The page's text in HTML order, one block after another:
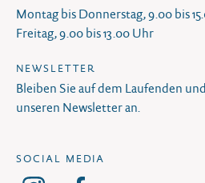
Montag bis Donnerstag, 9.00 bis
Freitag, 9.00 bis 13.00 Uhr
NEWSLETTER
Bleiben Sie auf dem Laufenden
unseren Newsletter an.
SOCIAL MEDIA